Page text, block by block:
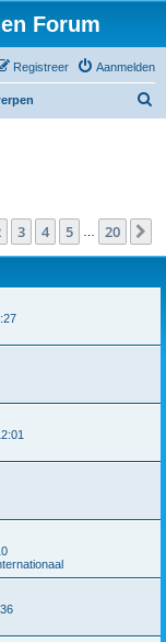
Forum
Aanmelden
Registreer
van 20
3 4 5 20